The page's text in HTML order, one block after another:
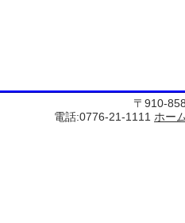
〒910-
電話:0776-21-1111 ホー